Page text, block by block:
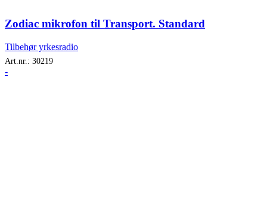
Zodiac mikrofon til Transport. Standard
Tilbehør yrkesradio
Art.nr.: 30219
-